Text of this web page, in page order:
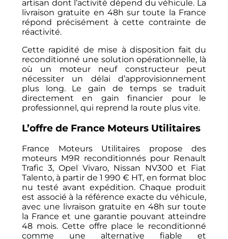
artisan dont l’activité dépend du véhicule. La
livraison gratuite en 48h sur toute la France
répond précisément à cette contrainte de
réactivité.
Cette rapidité de mise à disposition fait du
reconditionné une solution opérationnelle, là
où un moteur neuf constructeur peut
nécessiter un délai d’approvisionnement
plus long. Le gain de temps se traduit
directement en gain financier pour le
professionnel, qui reprend la route plus vite.
L’offre de France Moteurs Utilitaires
France Moteurs Utilitaires propose des
moteurs M9R reconditionnés pour Renault
Trafic 3, Opel Vivaro, Nissan NV300 et Fiat
Talento, à partir de 1 990 € HT, en format bloc
nu testé avant expédition. Chaque produit
est associé à la référence exacte du véhicule,
avec une livraison gratuite en 48h sur toute
la France et une garantie pouvant atteindre
48 mois. Cette offre place le reconditionné
comme une alternative fiable et